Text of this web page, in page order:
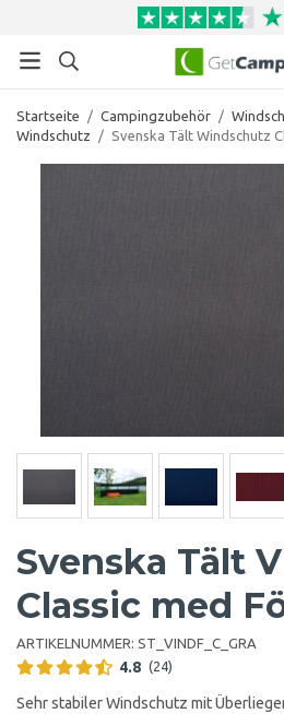
Startseite / Campingzubehör /
Windschutz
/ Svenska Tält Windschutz
Svenska Tält
Classic med
ARTIKELNUMMER: ST_VINDF_C_GRA
4.8 (24)
Sehr stabiler Windschutz mit